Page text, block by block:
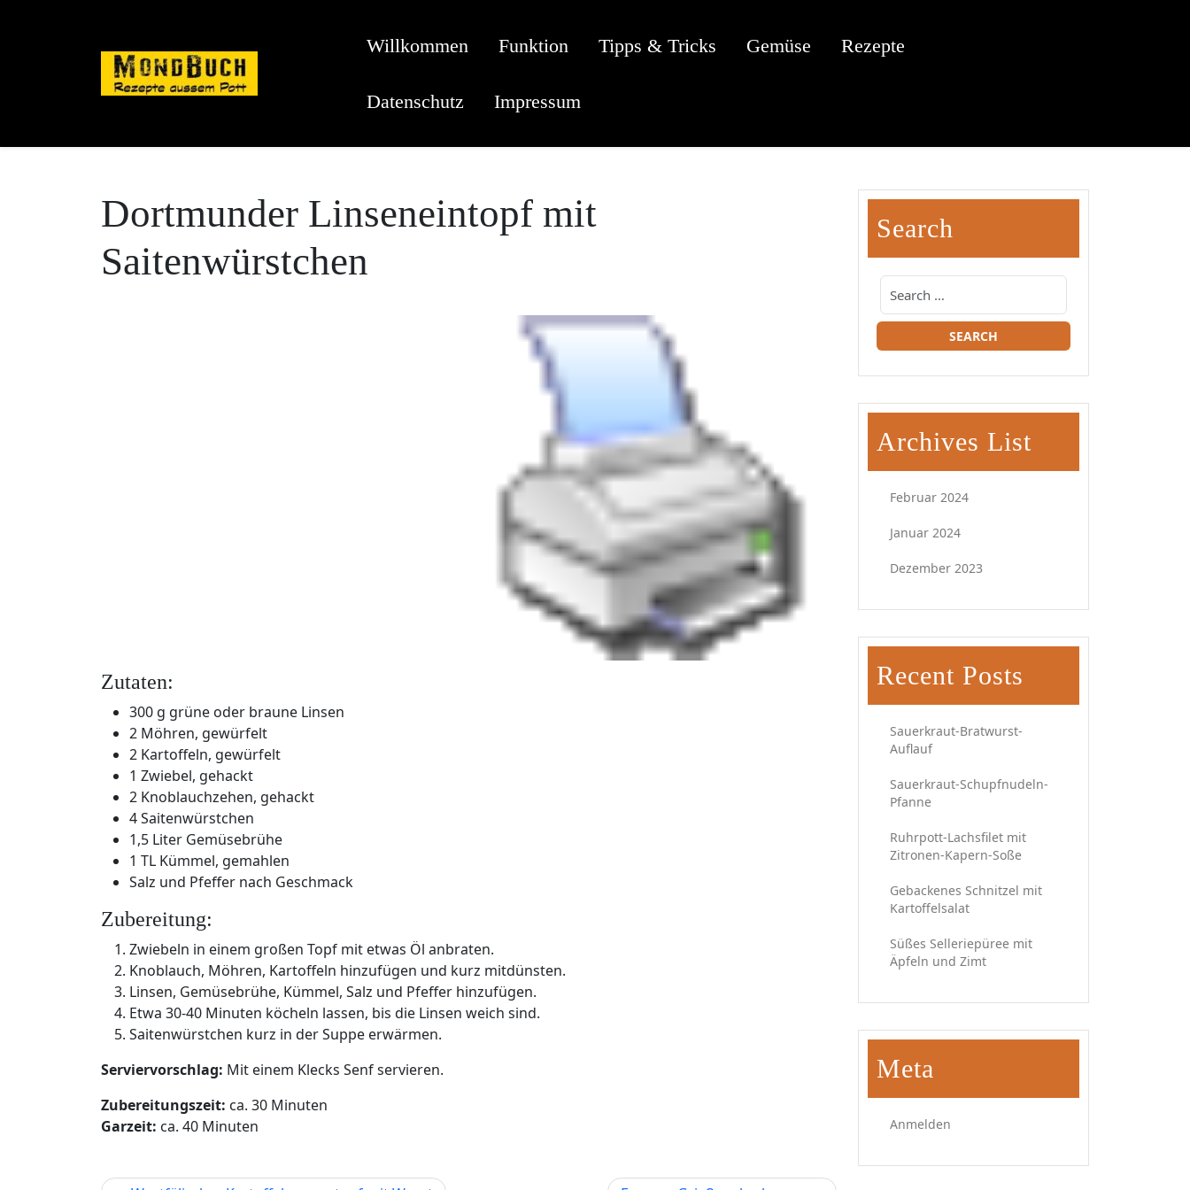
Willkommen Funktion Tipps & Tricks Gemüse Rezepte
Datenschutz Impressum
Dortmunder Linseneintopf mit
Saitenwürstchen
Zutaten:
300 g grüne oder braune Linsen
2 Möhren, gewürfelt
2 Kartoffeln, gewürfelt
1 Zwiebel, gehackt
2 Knoblauchzehen, gehackt
4 Saitenwürstchen
1,5 Liter Gemüsebrühe
1 TL Kümmel, gemahlen
Salz und Pfeffer nach Geschmack
Zubereitung:
Zwiebeln in einem großen Topf mit etwas Öl anbraten.
Knoblauch, Möhren, Kartoffeln hinzufügen und kurz mitdünsten.
Linsen, Gemüsebrühe, Kümmel, Salz und Pfeffer hinzufügen.
Etwa 30-40 Minuten köcheln lassen, bis die Linsen weich sind.
Saitenwürstchen kurz in der Suppe erwärmen.
Serviervorschlag: Mit einem Klecks Senf servieren.
Zubereitungszeit: ca. 30 Minuten
Garzeit: ca. 40 Minuten
Search
Archives List
Februar 2024
Januar 2024
Dezember 2023
Recent Posts
Sauerkraut-Bratwurst-
Auflauf
Sauerkraut-Schupfnudeln-
Pfanne
Ruhrpott-Lachsfilet mit
Zitronen-Kapern-Soße
Gebackenes Schnitzel mit
Kartoffelsalat
Süßes Selleriepüree mit
Äpfeln und Zimt
Meta
Anmelden